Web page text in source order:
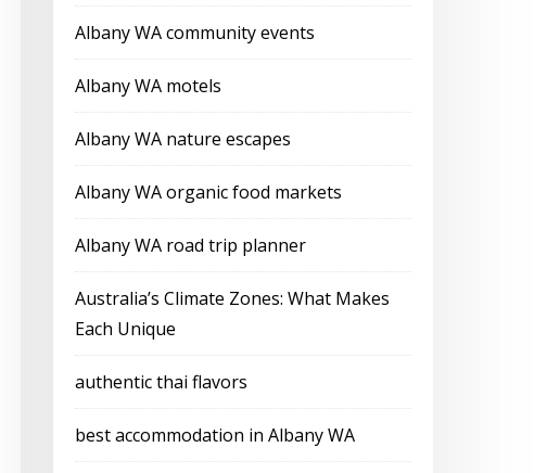
Albany WA community events
Albany WA motels
Albany WA nature escapes
Albany WA organic food markets
Albany WA road trip planner
Australia’s Climate Zones: What Makes
Each Unique
authentic thai flavors
best accommodation in Albany WA